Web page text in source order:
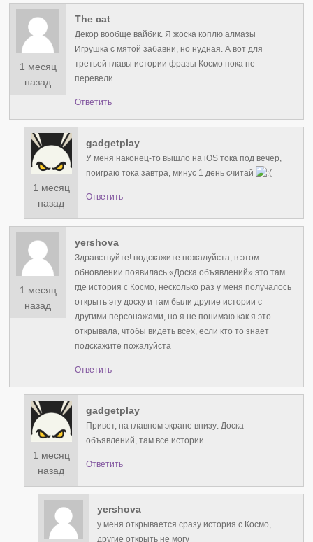
1 месяц
назад
The cat
Декор вообще вайбик. Я жоска коплю алмазы
Игрушка с мятой забавни, но нудная. А вот для
третьей главы истории фразы Космо пока не
перевели
Ответить
1 месяц
назад
gadgetplay
У меня наконец-то вышло на iOS тока под вечер,
поиграю тока завтра, минус 1 день считай
Ответить
1 месяц
назад
yershova
Здравствуйте! подскажите пожалуйста, в этом
обновлении появилась «Доска объявлений» это там
где история с Космо, несколько раз у меня получалось
открыть эту доску и там были другие истории с
другими персонажами, но я не понимаю как я это
открывала, чтобы видеть всех, если кто то знает
подскажите пожалуйста
Ответить
1 месяц
назад
gadgetplay
Привет, на главном экране внизу: Доска
объявлений, там все истории.
Ответить
yershova
у меня открывается сразу история с Космо,
другие открыть не могу